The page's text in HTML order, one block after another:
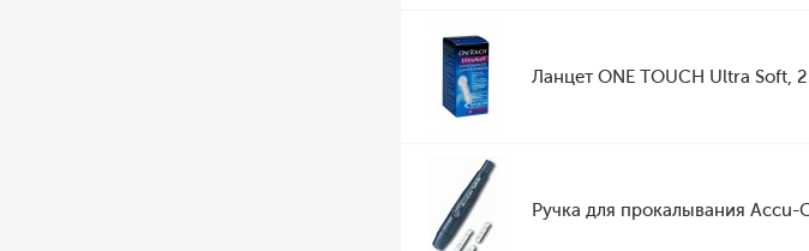
Ланцет ONE TOUCH Ultra Soft,
Ручка для прокалывания Accu-